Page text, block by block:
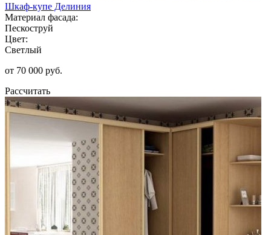
Шкаф-купе Делиния
Материал фасада:
Пескоструй
Цвет:
Светлый
от 70 000 руб.
Рассчитать